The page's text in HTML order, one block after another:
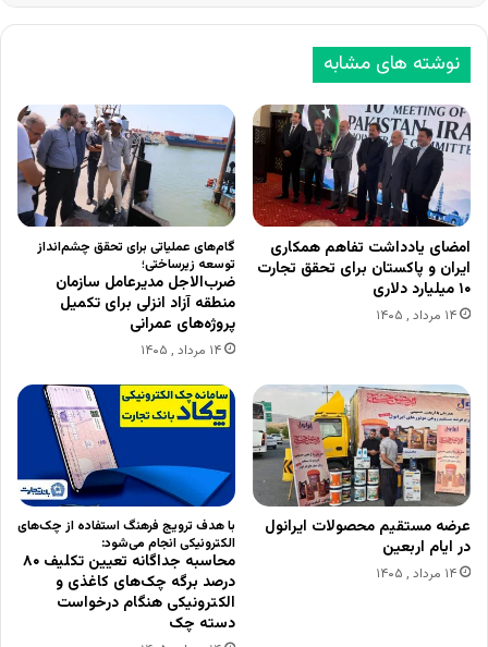
نوشته های مشابه
امضای یادداشت تفاهم همکاری
ایران و پاکستان برای تحقق تجارت
۱۰ میلیارد دلاری
۱۴ مرداد , ۱۴۰۵
گام‌های عملیاتی برای تحقق چشم‌انداز
توسعه زیرساختی؛
ضرب‌الاجل مدیرعامل سازمان
منطقه آزاد انزلی برای تکمیل
پروژه‌های عمرانی
۱۴ مرداد , ۱۴۰۵
عرضه مستقیم محصولات ایرانول
در ایام اربعین
۱۴ مرداد , ۱۴۰۵
با هدف ترویج فرهنگ استفاده از چک‌های
الکترونیکی انجام می‌شود:
محاسبه جداگانه تعیین تکلیف ۸۰
درصد برگه چک‌های کاغذی و
الکترونیکی هنگام درخواست
دسته چک